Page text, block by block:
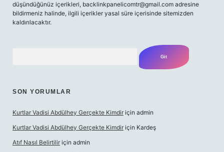
düşündüğünüz içerikleri, backlinkpanelicomtr@gmail.com adresine
bildirmeniz halinde, ilgili içerikler yasal süre içerisinde sitemizden
kaldırılacaktır.
SON YORUMLAR
Kurtlar Vadisi Abdülhey Gerçekte Kimdir için admin
Kurtlar Vadisi Abdülhey Gerçekte Kimdir için Kardeş
Atıf Nasıl Belirtilir için admin